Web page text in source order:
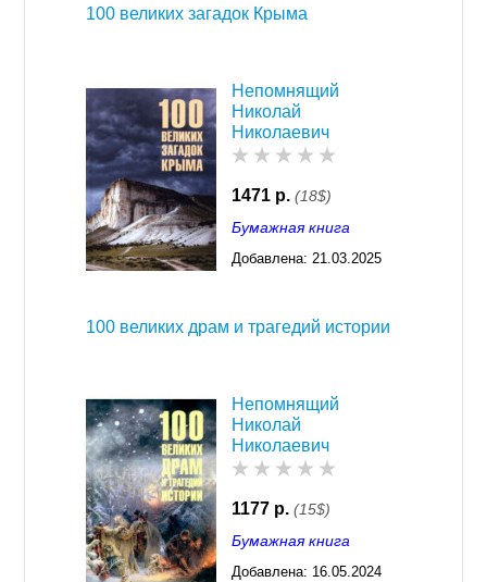
100 великих загадок Крыма
Непомнящий
Николай
Николаевич
1471 р. (18$)
Бумажная книга
Добавлена: 21.03.2025
100 великих драм и трагедий истории
Непомнящий
Николай
Николаевич
1177 р. (15$)
Бумажная книга
Добавлена: 16.05.2024